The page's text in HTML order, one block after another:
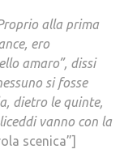
alla prima
ero
amaro”, dissi
si fosse
dietro le quinte,
vanno con la
scenica”]